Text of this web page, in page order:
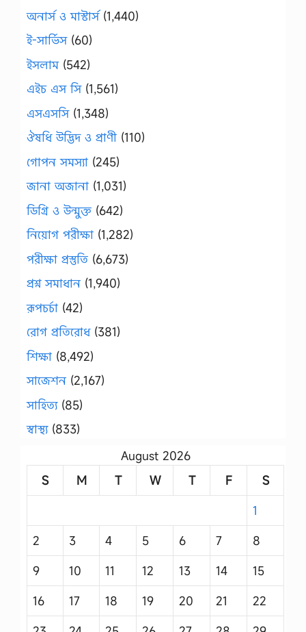
অনার্স ও মাস্টার্স(1,440)
ই-সার্ভিস(60)
ইসলাম(542)
এইচ এস সি(1,561)
এসএসসি(1,348)
ঔষধি উদ্ভিদ ও প্রাণী (110)
গোপন সমস্যা (245)
জানা অজানা (1,031)
ডিগ্রি ও উন্মুক্ত (642)
নিয়োগ পরীক্ষা (1,282)
পরীক্ষা প্রস্তুতি (6,673)
প্রশ্ন সমাধান (1,940)
রূপচর্চা (42)
রোগ প্রতিরোধ(381)
শিক্ষা (8,492)
সাজেশন (2,167)
সাহিত্য(85)
স্বাস্থ্য(833)
August 2026
S
M T W T F
S
1
2
3 4 5 6 7
8
9
10 11 12 13 14
15
16
17 18 19 20 21
22